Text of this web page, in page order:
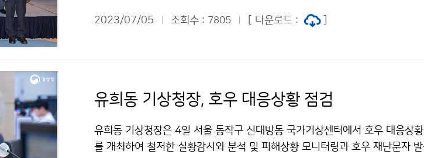
2023/07/05 조회수 : 7805 [ 다운로드 :
유희동 기상청장, 호우 대응상황 점검
유희동 기상청장은 4일 서울 동작구 신대방동 국가기상센터에서 호우 대응상
를 개최하여 철저한 실황감시와 분석 및 피해상황 모니터링과 호우 재난문자